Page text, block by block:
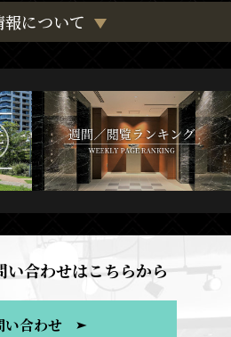
について
い合わせはこちらから
い合わせ